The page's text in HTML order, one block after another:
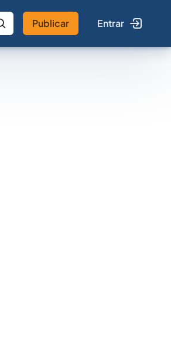
Publicar Entrar